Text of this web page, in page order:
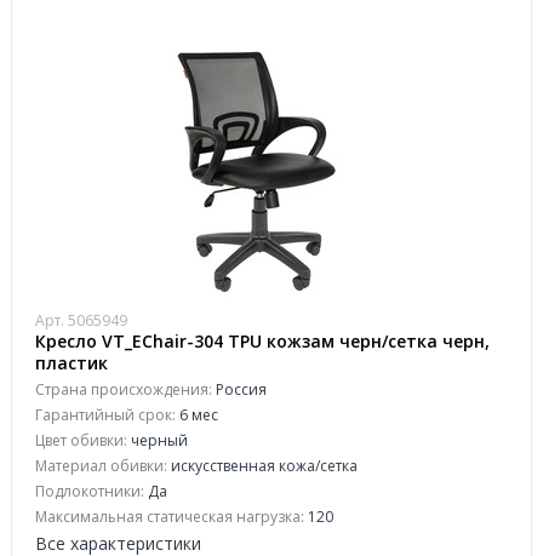
Арт. 5065949
Кресло VT_EChair-304 TPU кожзам черн/сетка черн,
пластик
Страна происхождения: Россия
Гарантийный срок: 6 мес
Цвет обивки: черный
Материал обивки: искусственная кожа/сетка
Подлокотники: Да
Максимальная статическая нагрузка: 120
Все характеристики